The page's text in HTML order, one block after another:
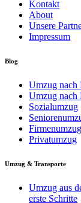
Kontakt
About
Unsere
Impressum
Blog
Umzug nach
Umzug nach
Sozialumzug
Firmenumzug
Privatumzug
Umzug & Transporte
Umzug aus
erste Schritte